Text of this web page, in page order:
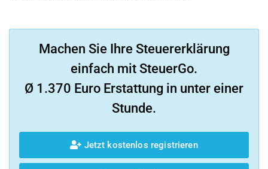
Machen Sie Ihre Steuererklärung
einfach mit SteuerGo.
Ø 1.370 Euro Erstattung in unter einer
Stunde.
Jetzt kostenlos registrieren